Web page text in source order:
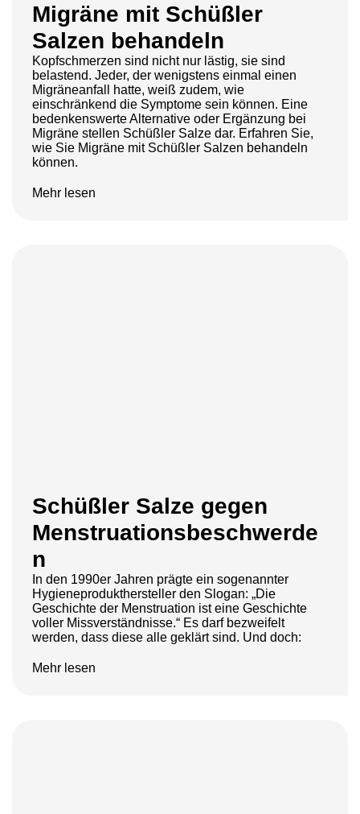
Migräne mit Schüßler
Salzen behandeln
Kopfschmerzen sind nicht nur lästig, sie sind
belastend. Jeder, der wenigstens einmal einen
Migräneanfall hatte, weiß zudem, wie
einschränkend die Symptome sein können. Eine
bedenkenswerte Alternative oder Ergänzung bei
Migräne stellen Schüßler Salze dar. Erfahren Sie,
wie Sie Migräne mit Schüßler Salzen behandeln
können.
Mehr lesen
Schüßler Salze gegen
Menstruationsbeschwerde
n
In den 1990er Jahren prägte ein sogenannter
Hygieneprodukthersteller den Slogan: „Die
Geschichte der Menstruation ist eine Geschichte
voller Missverständnisse.“ Es darf bezweifelt
werden, dass diese alle geklärt sind. Und doch:
Mehr lesen